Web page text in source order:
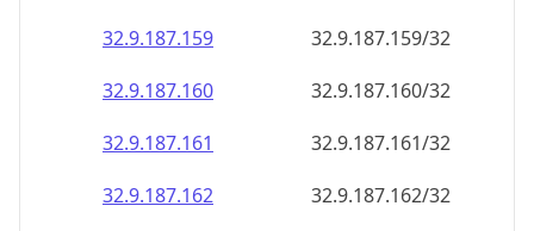
32.9.187.159
32.9.187.159/32
32.9.187.160
32.9.187.160/32
32.9.187.161
32.9.187.161/32
32.9.187.162
32.9.187.162/32